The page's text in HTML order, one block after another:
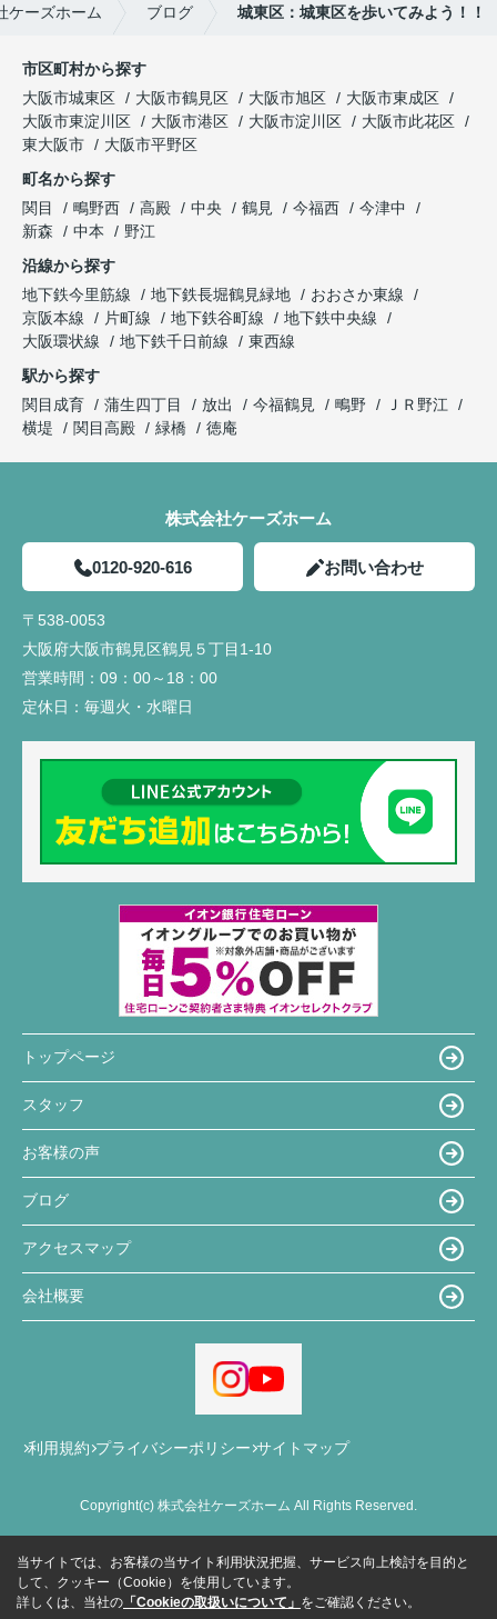
ケーズホーム ブログ 城東区：城東区を歩いてみよう！！
市区町村から探す
大阪市城東区
大阪市鶴見区 大阪市旭区
大阪市東成区
大阪市東淀川区
大阪市港区 大阪市淀川区
大阪市此花区
東大阪市
大阪市平野区
町名から探す
関目
鴫野西 高殿 中央 鶴見 今福西
今津中
新森
中本
野江
沿線から探す
地下鉄今里筋線
地下鉄長堀鶴見緑地
おおさか東線
京阪本線
片町線 地下鉄谷町線
地下鉄中央線
大阪環状線
地下鉄千日前線
東西線
駅から探す
関目成育
蒲生四丁目 放出 今福鶴見 鴫野
ＪＲ野江
横堤
関目高殿 緑橋 徳庵
株式会社ケーズホーム
0120-920-616 お問い合わせ
〒538-0053
大阪府大阪市鶴見区鶴見５丁目1-10
営業時間： 09：00～18：00
定休日： 毎週火・水曜日
トップページ
スタッフ
お客様の声
ブログ
アクセスマップ
会社概要
利用規約 プライバシーポリシー サイトマップ
Copyright(c) 株式会社ケーズホーム All Rights Reserved.
当サイトでは、お客様の当サイト利用状況把握、サービス向上検討を目的と
して、クッキー（Cookie）を使用しています。
詳しくは、当社の 「Cookieの取扱いについて」 をご確認ください。